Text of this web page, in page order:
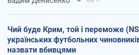
Чий буде Крим, той і переможе
українських футбольних
назвати вбивцями